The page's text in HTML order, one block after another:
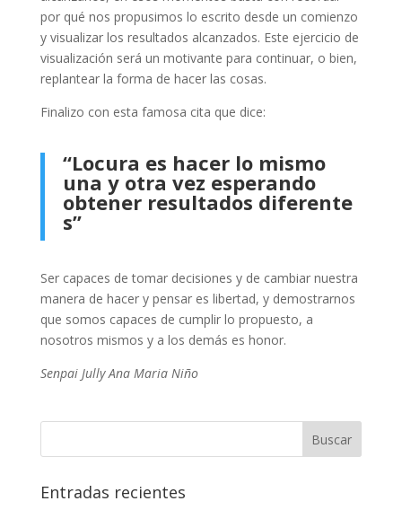
por qué nos propusimos lo escrito desde un comienzo
y visualizar los resultados alcanzados. Este ejercicio de
visualización será un motivante para continuar, o bien,
replantear la forma de hacer las cosas.
Finalizo con esta famosa cita que dice:
“Locura es hacer lo mismo
una y otra vez esperando
obtener resultados diferente
s”
Ser capaces de tomar decisiones y de cambiar nuestra
manera de hacer y pensar es libertad, y demostrarnos
que somos capaces de cumplir lo propuesto, a
nosotros mismos y a los demás es honor.
Senpai Jully Ana Maria Niño
Entradas recientes